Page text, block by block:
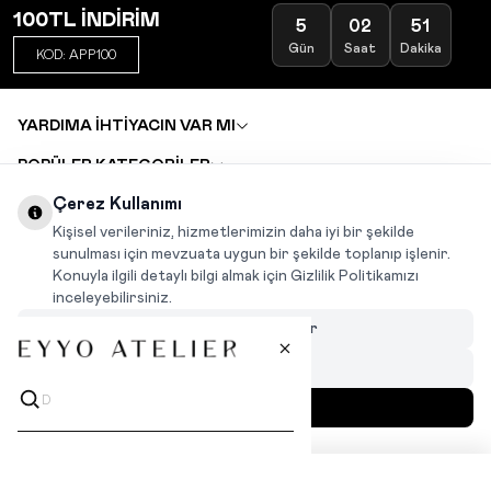
100TL İNDİRİM
KOD: APP100
5
Gün
02
Saat
51
Dakika
YARDIMA İHTİYACIN VAR MI
POPÜLER KATEGORİLER
DEĞİŞİM VE İADE TALEBİ
KARIYER
INSTAGRAM
Çerez Kullanımı
Kişisel verileriniz, hizmetlerimizin daha iyi bir şekilde
sunulması için mevzuata uygun bir şekilde toplanıp işlenir.
Konuyla ilgili detaylı bilgi almak için Gizlilik Politikamızı
inceleyebilirsiniz.
Çerezleri Özelleştir